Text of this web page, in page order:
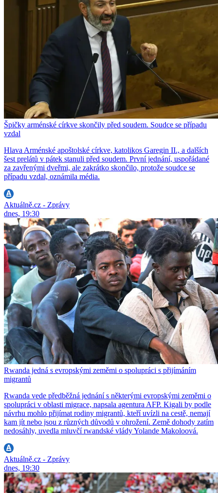
Špičky arménské církve skončily před soudem. Soudce se případu
vzdal
Hlava Arménské apoštolské církve, katolikos Garegin II., a dalších
šest prelátů v pátek stanuli před soudem. První jednání, uspořádané
za zavřenými dveřmi, ale zakrátko skončilo, protože soudce se
případu vzdal, oznámila média.
Aktuálně.cz - Zprávy
dnes, 19:30
Rwanda jedná s evropskými zeměmi o spolupráci s přijímáním
migrantů
Rwanda vede předběžná jednání s některými evropskými zeměmi o
spolupráci v oblasti migrace, napsala agentura AFP. Kigali by podle
návrhu mohlo přijímat rodiny migrantů, kteří uvízli na cestě, nemají
kam jít nebo jsou z různých důvodů v ohrožení. Země dohody zatím
nedosáhly, uvedla mluvčí rwandské vlády Yolande Makoloová.
Aktuálně.cz - Zprávy
dnes, 19:30